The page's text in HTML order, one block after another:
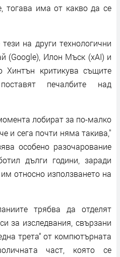
тогава има от какво да се
на други технологични
(Google), Илон Мъск (хAI) и
Хинтън критикува същите
печалбите над
лобират за по-малко
и сега почти няма такива,"
особено разочарование
дълги години, заради
относно използването на
трябва да отделят
за изследвания, свързани
трета“ от компютърната
част, която се